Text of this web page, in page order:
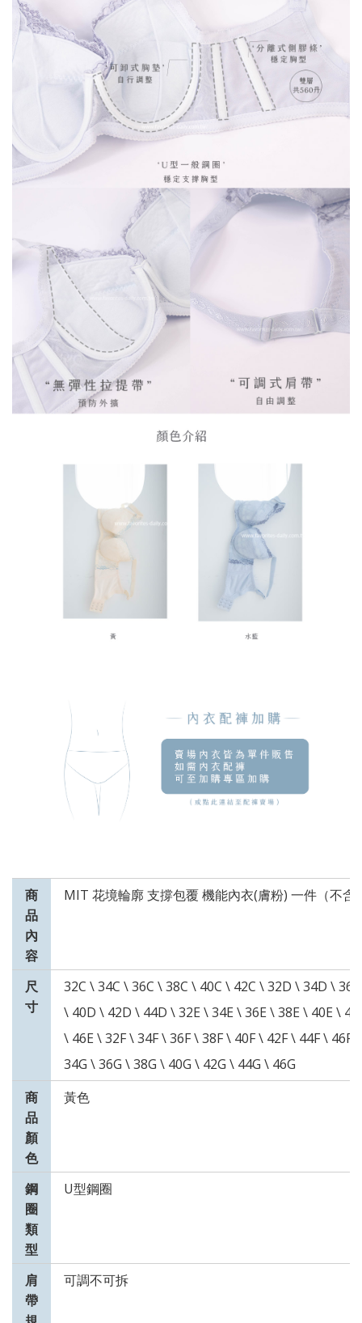
商
品
內
容
MIT 花境輪廓 支撐包覆 機能內衣(膚粉) 一件（不含
尺
寸
32C \ 34C \ 36C \ 38C \ 40C \ 42C \ 32D \ 34D \
\ 40D \ 42D \ 44D \ 32E \ 34E \ 36E \ 38E \ 40E \
\ 46E \ 32F \ 34F \ 36F \ 38F \ 40F \ 42F \ 44F \ 46F
34G \ 36G \ 38G \ 40G \ 42G \ 44G \ 46G
商
品
顏
色
黃色
鋼
圈
類
型
U型鋼圈
肩
帶
可調不可拆